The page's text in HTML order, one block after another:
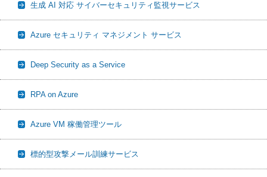
生成 AI 対応 サイバーセキュリティ監視サービス
Azure セキュリティ マネジメント サービス
Deep Security as a Service
RPA on Azure
Azure VM 稼働管理ツール
標的型攻撃メール訓練サービス